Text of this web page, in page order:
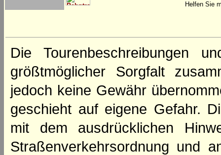
Helfen Sie
Die Tourenbeschreibungen
größtmöglicher Sorgfalt
jedoch keine Gewähr
geschieht auf eigene Gefahr.
mit dem ausdrücklichen
Straßenverkehrsordnung und